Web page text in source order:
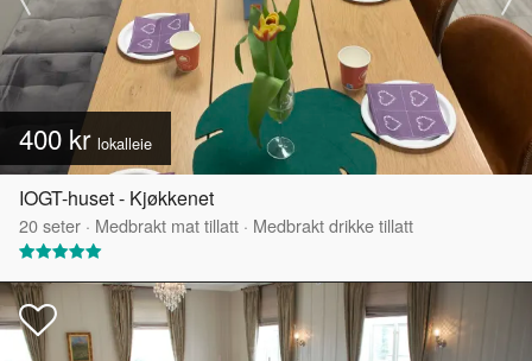
400 kr lokalleie
IOGT-huset - Kjøkkenet
20seter · Medbrakt mat tillatt · Medbrakt drikke tillatt